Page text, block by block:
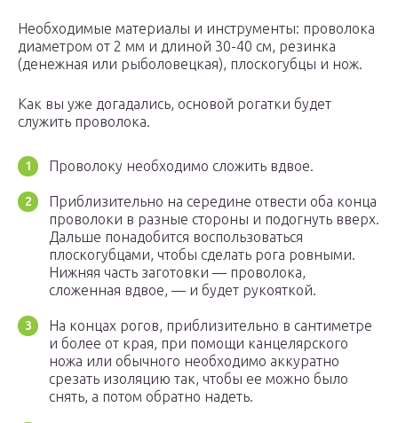
Необходимые материалы и инструменты: проволока
диаметром от 2 мм и длиной 30-40 см, резинка
(денежная или рыболовецкая), плоскогубцы и нож.
Как вы уже догадались, основой рогатки будет
служить проволока.
Проволоку необходимо сложить вдвое.
Приблизительно на середине отвести оба конца
проволоки в разные стороны и подогнуть вверх.
Дальше понадобится воспользоваться
плоскогубцами, чтобы сделать рога ровными.
Нижняя часть заготовки — проволока,
сложенная вдвое, — и будет рукояткой.
На концах рогов, приблизительно в сантиметре
и более от края, при помощи канцелярского
ножа или обычного необходимо аккуратно
срезать изоляцию так, чтобы ее можно было
снять, а потом обратно надеть.